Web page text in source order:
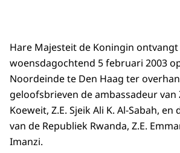
Hare Majesteit de Koningin
woensdagochtend 5 februari 2003
Noordeinde te Den Haag ter
geloofsbrieven de ambassadeur van
Koeweit, Z.E. Sjeik Ali K. Al-Sabah,
van de Republiek Rwanda, Z.E.
Imanzi.